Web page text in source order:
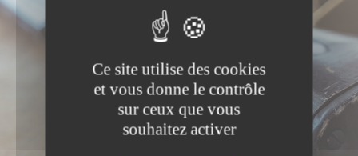
Ce site utilise des cookies
et vous donne le contrôle
sur ceux que vous
souhaitez activer